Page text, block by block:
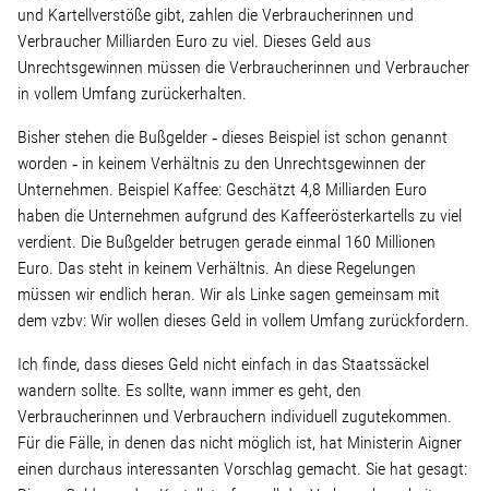
Wohnopoly
Das Buch
Leseprobe
Pressestimmen
Bestellen
und Kartellverstöße gibt, zahlen die Verbraucherinnen und
Verbraucher Milliarden Euro zu viel. Dieses Geld aus
Unrechtsgewinnen müssen die Verbraucherinnen und Verbraucher
in vollem Umfang zurückerhalten.
Bisher stehen die Bußgelder ‑ dieses Beispiel ist schon genannt
worden ‑ in keinem Verhältnis zu den Unrechtsgewinnen der
Unternehmen. Beispiel Kaffee: Geschätzt 4,8 Milliarden Euro
haben die Unternehmen aufgrund des Kaffeerösterkartells zu viel
verdient. Die Bußgelder betrugen gerade einmal 160 Millionen
Euro. Das steht in keinem Verhältnis. An diese Regelungen
müssen wir endlich heran. Wir als Linke sagen gemeinsam mit
dem vzbv: Wir wollen dieses Geld in vollem Umfang zurückfordern.
Ich finde, dass dieses Geld nicht einfach in das Staatssäckel
wandern sollte. Es sollte, wann immer es geht, den
Verbraucherinnen und Verbrauchern individuell zugutekommen.
Für die Fälle, in denen das nicht möglich ist, hat Ministerin Aigner
einen durchaus interessanten Vorschlag gemacht. Sie hat gesagt: